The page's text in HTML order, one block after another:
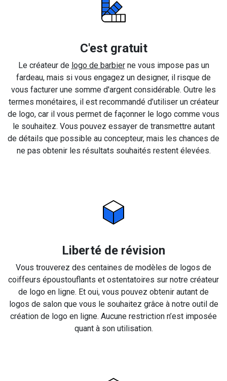
C'est gratuit
Le créateur de logo de barbierne vous impose pas un
fardeau, mais si vous engagez un designer, il risque de
vous facturer une somme d'argent considérable. Outre les
termes monétaires, il est recommandé d’utiliser un créateur
de logo, car il vous permet de façonner le logo comme vous
le souhaitez. Vous pouvez essayer de transmettre autant
de détails que possible au concepteur, mais les chances de
ne pas obtenir les résultats souhaités restent élevées.
Liberté de révision
Vous trouverez des centaines de modèles de logos de
coiffeurs époustouflants et ostentatoires sur notre créateur
de logo en ligne. Et oui, vous pouvez obtenir autant de
logos de salon que vous le souhaitez grâce à notre outil de
création de logo en ligne. Aucune restriction n’est imposée
quant à son utilisation.